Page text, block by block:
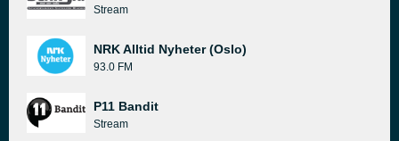
Stream
NRK Alltid Nyheter (Oslo)
93.0 FM
P11 Bandit
Stream